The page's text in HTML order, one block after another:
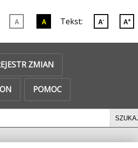
Tekst: A- A+
Zmień
wersję
czarno-
A
Zmień
wersję
czarno-
żółtą
A
ZMIAN
POMOC